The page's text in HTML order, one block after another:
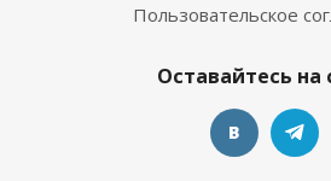
Пользовательское
Оставайтесь на